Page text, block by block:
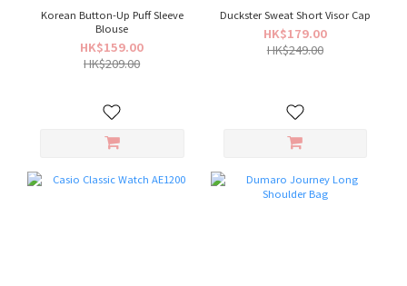
Korean Button-Up Puff Sleeve
Blouse
HK$159.00
HK$209.00
Duckster Sweat Short Visor Cap
HK$179.00
HK$249.00